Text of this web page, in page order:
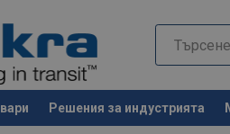
Решения за индустрията